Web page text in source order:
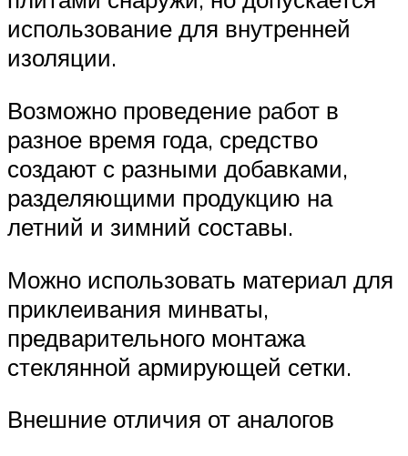
использование для внутренней
изоляции.
Возможно проведение работ в
разное время года, средство
создают с разными добавками,
разделяющими продукцию на
летний и зимний составы.
Можно использовать материал для
приклеивания минваты,
предварительного монтажа
стеклянной армирующей сетки.
Внешние отличия от аналогов